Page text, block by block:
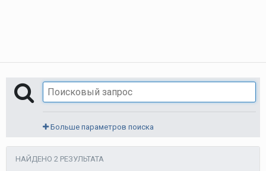
Больше параметров поиска
НАЙДЕНО 2 РЕЗУЛЬТАТА